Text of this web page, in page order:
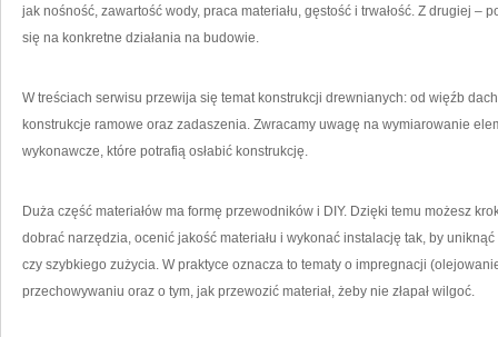
jak nośność, zawartość wody, praca materiału, gęstość i trwałość. Z drugiej –
się na konkretne działania na budowie.
W treściach serwisu przewija się temat konstrukcji drewnianych: od więźb
konstrukcje ramowe oraz zadaszenia. Zwracamy uwagę na wymiarowanie
wykonawcze, które potrafią osłabić konstrukcję.
Duża część materiałów ma formę przewodników i DIY. Dzięki temu możesz
dobrać narzędzia, ocenić jakość materiału i wykonać instalację tak, by
czy szybkiego zużycia. W praktyce oznacza to tematy o impregnacji
przechowywaniu oraz o tym, jak przewozić materiał, żeby nie złapał wilgoć.